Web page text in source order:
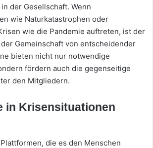
der Gesellschaft. Wenn
wie Naturkatastrophen oder
wie die Pandemie auftreten, ist der
Gemeinschaft von entscheidender
bieten nicht nur notwendige
fördern auch die gegenseitige
den Mitgliedern.
in Krisensituationen
die es den Menschen